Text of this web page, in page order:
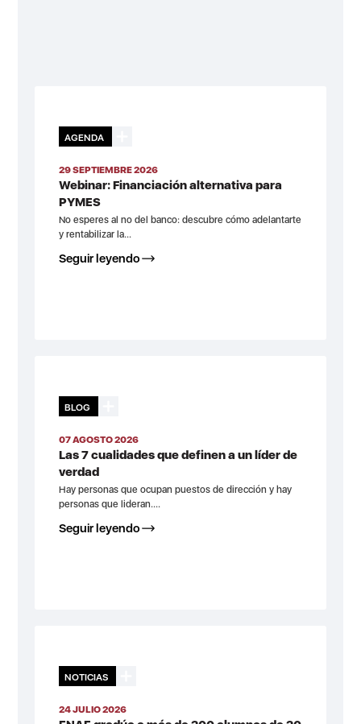
AGENDA
29 SEPTIEMBRE 2026
Webinar: Financiación alternativa para
PYMES
No esperes al no del banco: descubre cómo adelantarte
y rentabilizar la...
Seguir leyendo
BLOG
07 AGOSTO 2026
Las 7 cualidades que definen a un líder de
verdad
Hay personas que ocupan puestos de dirección y hay
personas que lideran....
Seguir leyendo
NOTICIAS
24 JULIO 2026